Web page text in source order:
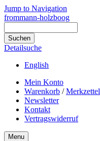
Jump to Navigation
frommann-holzboog
Detailsuche
English
Mein Konto
Warenkorb /Merkzettel
Newsletter
Kontakt
Vertragswiderruf
Menu